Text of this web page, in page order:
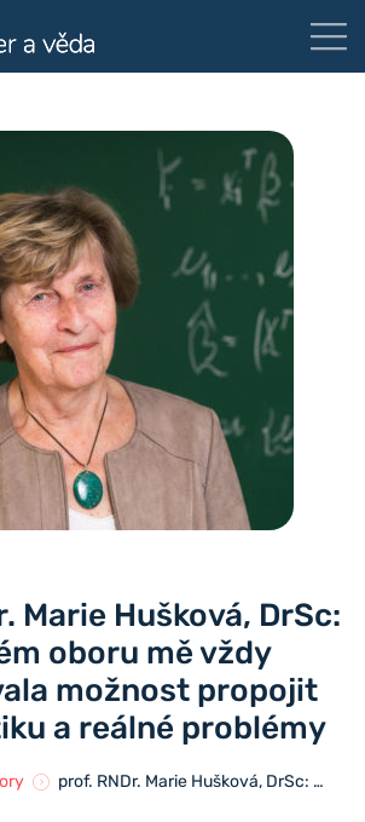
Marie Hušková, DrSc:
oboru mě vždy
možnost propojit
a reálné problémy
prof. RNDr. Marie Hušková, DrSc: Na mém oboru mě vždy fascinovala možnost propojit matematiku a reálné problémy